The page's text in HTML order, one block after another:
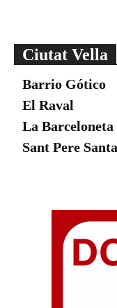
Ciutat Vella
Barrio Gótico
El Raval
La Barceloneta
Sant Pere